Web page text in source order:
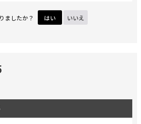
ましたか？ はい いいえ